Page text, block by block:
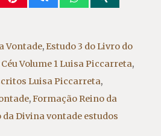
Vontade,Estudo 3 do Livro do
Volume 1 Luisa Piccarreta,
Luisa Piccarreta,
,Formação Reino da
da Divina vontade estudos